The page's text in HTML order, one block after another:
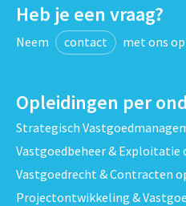
Heb je een vraag?
Neem contact met ons op
Opleidingen per
Strategisch
Vastgoedbeheer & Exploitatie
Vastgoedrecht & Contracten
Projectontwikkeling &